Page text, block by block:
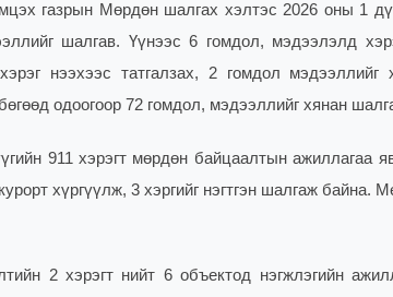
газрын Мөрдөн шалгах хэлтэс 2026 оны 1
шалгав. Үүнээс 6 гомдол, мэдээлэлд
хэрэг нээхээс татгалзах, 2 гомдол
одоогоор 72 гомдол, мэдээллийг хянан
911 хэрэгт мөрдөн байцаалтын ажиллагаа
хүргүүлж, 3 хэргийг нэгтгэн шалгаж
2 хэрэгт нийт 6 объектод нэгжлэгийн